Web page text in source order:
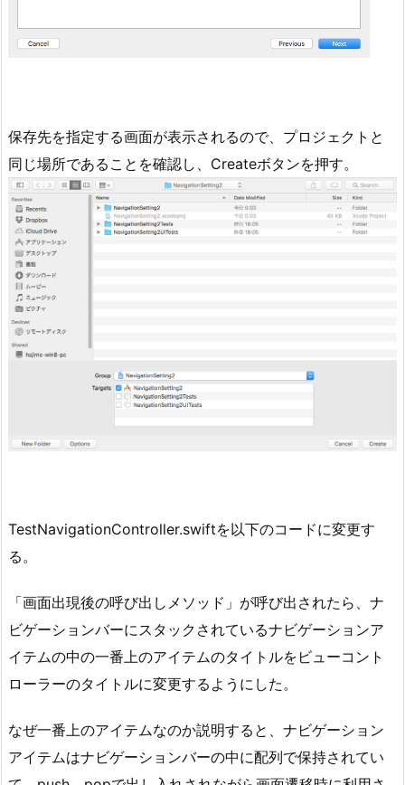
保存先を指定する画面が表示されるので、プロジェクトと
同じ場所であることを確認し、Createボタンを押す。
TestNavigationController.swiftを以下のコードに変更す
る。
「画面出現後の呼び出しメソッド」が呼び出されたら、ナ
ビゲーションバーにスタックされているナビゲーションア
イテムの中の一番上のアイテムのタイトルをビューコント
ローラーのタイトルに変更するようにした。
なぜ一番上のアイテムなのか説明すると、ナビゲーション
アイテムはナビゲーションバーの中に配列で保持されてい